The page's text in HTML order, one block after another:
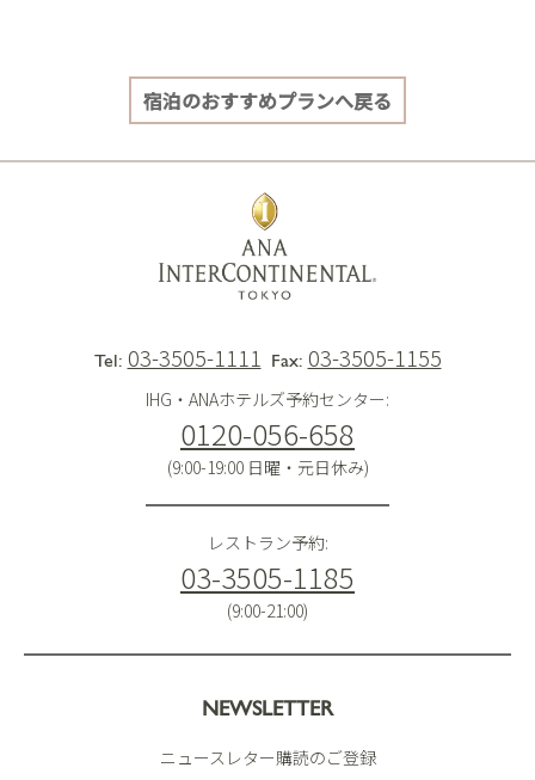
宿泊のおすすめプランへ戻る
Tel: 03-3505-1111 Fax: 03-3505-1155
IHG・ANAホテルズ予約センター:
0120-056-658
(9:00-19:00 日曜・元日休み)
レストラン予約:
03-3505-1185
(9:00-21:00)
NEWSLETTER
ニュースレター購読のご登録